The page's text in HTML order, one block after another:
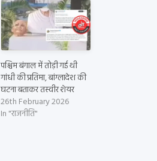
पश्चिम बंगाल में तोड़ी गई थी
गांधी की प्रतिमा, बांग्लादेश की
घटना बताकर तस्वीर शेयर
26th February 2026
In "राजनीति"